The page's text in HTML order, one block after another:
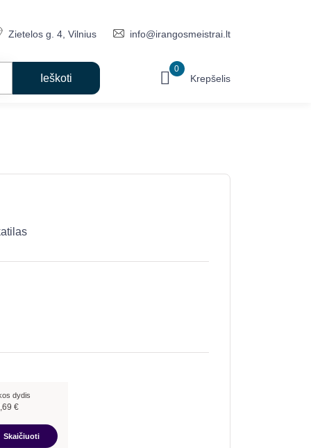
Zietelos g. 4, Vilnius info@irangosmeistrai.lt
0
Krepšelis
dydis
€
Skaičiuoti